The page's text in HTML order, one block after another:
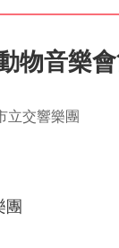
物音樂
立交響樂團
團